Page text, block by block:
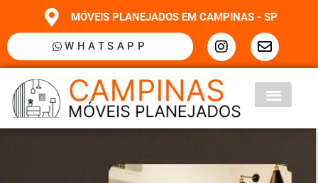
MÓVEIS PLANEJADOS EM CAMPINAS - SP
WHATSAPP